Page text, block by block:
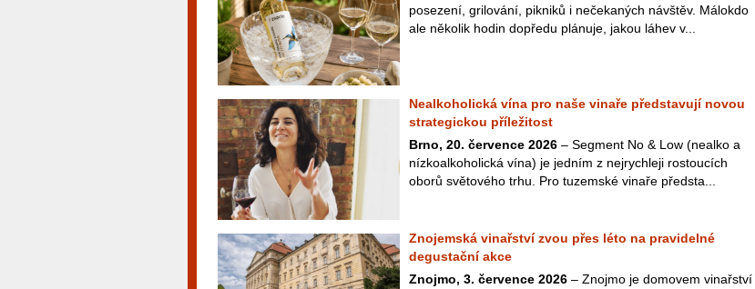
posezení, grilování, pikniků i nečekaných návštěv. Málokdo
ale několik hodin dopředu plánuje, jakou láhev v...
Nealkoholická vína pro naše vinaře představují novou
strategickou příležitost
Brno, 20. července 2026 – Segment No & Low (nealko a
nízkoalkoholická vína) je jedním z nejrychleji rostoucích
oborů světového trhu. Pro tuzemské vinaře předsta...
Znojemská vinařství zvou přes léto na pravidelné
degustační akce
Znojmo, 3. července 2026 – Znojmo je domovem vinařství